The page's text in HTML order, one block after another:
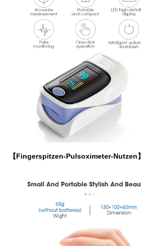
【Fingerspitzen-Pulsoximeter-Nutzen】